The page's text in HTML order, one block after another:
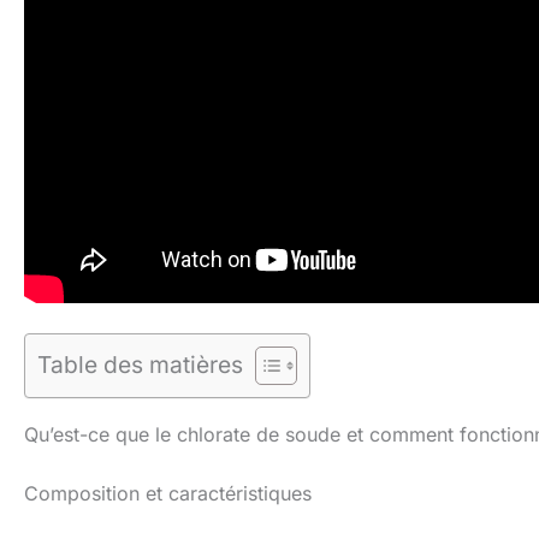
Table des matières
Qu’est-ce que le chlorate de soude et comment
Composition et caractéristiques